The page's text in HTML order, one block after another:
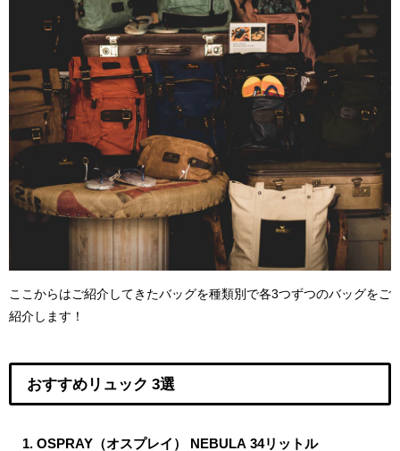
ここからはご紹介してきたバッグを種類別で各3つずつのバッグをご
紹介します！
おすすめリュック 3選
1. OSPRAY（オスプレイ） NEBULA 34リットル